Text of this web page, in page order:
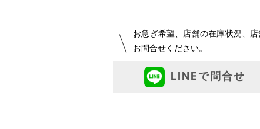
お急ぎ希望、店舗の在庫状況、
お問合せください。
LINEで問合せ